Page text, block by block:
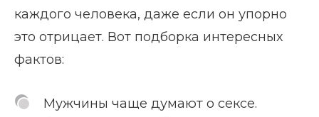
каждого человека, даже если он упорно
это отрицает. Вот подборка интересных
фактов:
Мужчины чаще думают о сексе.